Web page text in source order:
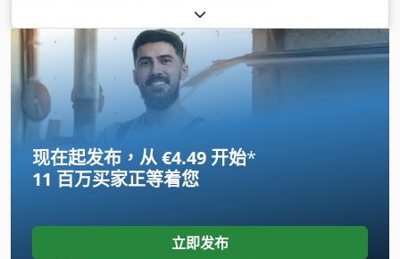
现在起发布，从 €4.49 开始*
11 百万买家正等着您
立即发布